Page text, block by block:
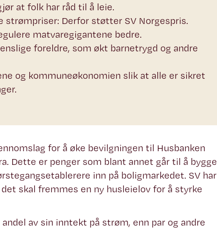
at folk har råd til å leie.
strømpriser: Derfor støtter SV Norgespris.
matvaregigantene bedre.
foreldre, som økt barnetrygd og andre
og kommuneøkonomien slik at alle er sikret
for å øke bevilgningen til Husbanken
Dette er penger som blant annet går til å bygge
inn på boligmarkedet. SV har
skal fremmes en ny husleielov for å styrke
av sin inntekt på strøm, enn par og andre